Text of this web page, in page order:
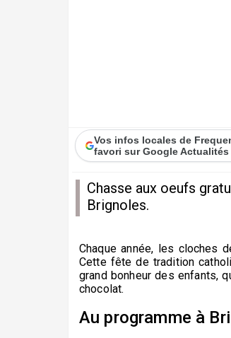
Vos infos locales de
favori sur Google Actualités
Chasse aux oeufs
Brignoles.
Chaque année, les cloches
Cette fête de tradition
grand bonheur des enfants,
chocolat.
Au programme à